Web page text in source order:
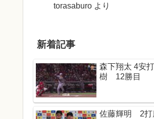
torasaburo より
新着記事
森下翔太 4安
樹 12勝目
佐藤輝明 2